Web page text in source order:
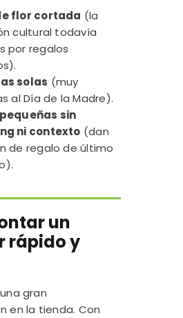
flor cortada (la
cultural todavía
por regalos
solas (muy
al Día de la Madre).
sin
ni contexto (dan
de regalo de último
un
rápido y
gran
en la tienda. Con